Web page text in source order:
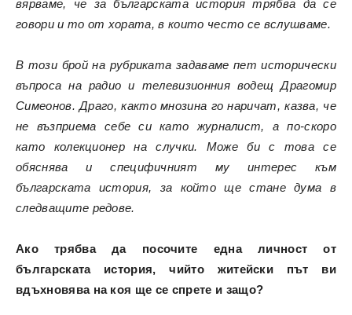
вярваме, че за българската история трябва да се
говори и то от хората, в които често се вслушваме.
В този брой на рубриката задаваме пет исторически
въпроса на радио и телевизионния водещ Драгомир
Симеонов. Драго, както мнозина го наричат, казва, че
не възприема себе си като журналист, а по-скоро
като колекционер на случки. Може би с това се
обяснява и специфичният му интерес към
българската история, за който ще стане дума в
следващите редове.
Aко трябва да посочите една личност от
българската история, чийто житейски път ви
вдъхновява на коя ще се спрете и защо?